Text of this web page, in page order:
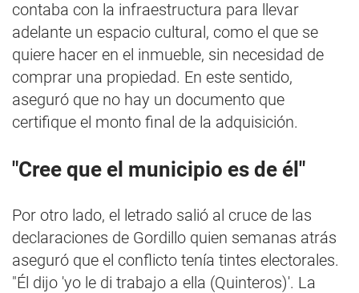
contaba con la infraestructura para llevar
adelante un espacio cultural, como el que se
quiere hacer en el inmueble, sin necesidad de
comprar una propiedad. En este sentido,
aseguró que no hay un documento que
certifique el monto final de la adquisición.
"Cree que el municipio es de él"
Por otro lado, el letrado salió al cruce de las
declaraciones de Gordillo quien semanas atrás
aseguró que el conflicto tenía tintes electorales.
"Él dijo 'yo le di trabajo a ella (Quinteros)'. La